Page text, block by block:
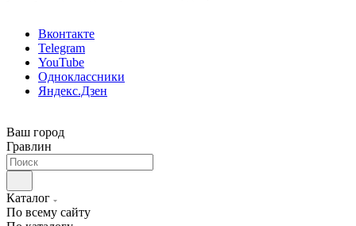
Вконтакте
Telegram
YouTube
Одноклассники
Яндекс.Дзен
Ваш город
Гравлин
Каталог
По всему сайту